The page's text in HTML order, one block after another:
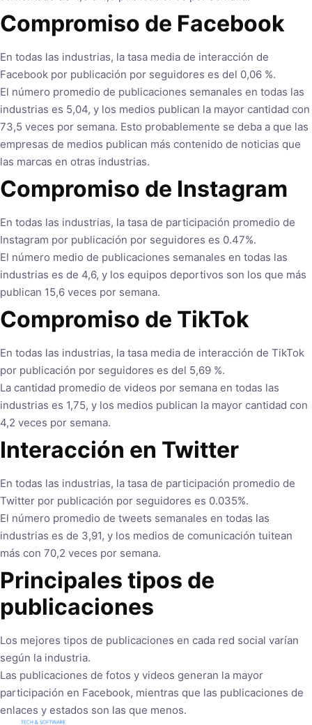
Compromiso de Facebook
En todas las industrias, la tasa media de interacción de
Facebook por publicación por seguidores es del 0,06 %.
El número promedio de publicaciones semanales en todas las
industrias es 5,04, y los medios publican la mayor cantidad con
73,5 veces por semana. Esto probablemente se deba a que las
empresas de medios publican más contenido de noticias que
las marcas en otras industrias.
Compromiso de Instagram
En todas las industrias, la tasa de participación promedio de
Instagram por publicación por seguidores es 0.47%.
El número medio de publicaciones semanales en todas las
industrias es de 4,6, y los equipos deportivos son los que más
publican 15,6 veces por semana.
Compromiso de TikTok
En todas las industrias, la tasa media de interacción de TikTok
por publicación por seguidores es del 5,69 %.
La cantidad promedio de videos por semana en todas las
industrias es 1,75, y los medios publican la mayor cantidad con
4,2 veces por semana.
Interacción en Twitter
En todas las industrias, la tasa de participación promedio de
Twitter por publicación por seguidores es 0.035%.
El número promedio de tweets semanales en todas las
industrias es de 3,91, y los medios de comunicación tuitean
más con 70,2 veces por semana.
Principales tipos de
publicaciones
Los mejores tipos de publicaciones en cada red social varían
según la industria.
Las publicaciones de fotos y videos generan la mayor
participación en Facebook, mientras que las publicaciones de
enlaces y estados son las que menos.